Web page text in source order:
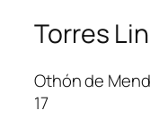
Torres
Othón de
17